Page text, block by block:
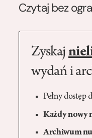
Czytaj bez
Zyskaj
wydań i
Pełny dostęp
Każdy nowy
Archiwum